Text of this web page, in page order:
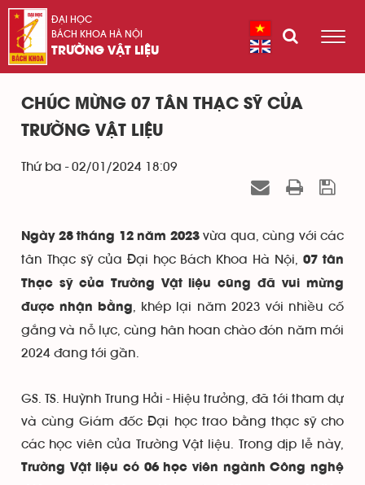
ĐẠI HỌC
BÁCH KHOA HÀ NỘI
TRƯỜNG VẬT LIỆU
CHÚC MỪNG 07 TÂN THẠC SỸ CỦA
TRƯỜNG VẬT LIỆU
Thứ ba - 02/01/2024 18:09
Ngày 28 tháng 12 năm 2023vừa qua, cùng với các
tân Thạc sỹ của Đại học Bách Khoa Hà Nội,07 tân
Thạc sỹ của Trường Vật liệu cũng đã vui mừng
được nhận bằng
, khép lại năm 2023 với nhiều cố
gắng và nỗ lực, cùng hân hoan chào đón năm mới
2024 đang tới gần.
GS. TS. Huỳnh Trung Hải - Hiệu trưởng, đã tới tham dự
và cùng Giám đốc Đại học trao bằng thạc sỹ cho
các học viên của Trường Vật liệu. Trong dịp lễ này,
Trường Vật liệu có 06 học viên ngành Công nghệ